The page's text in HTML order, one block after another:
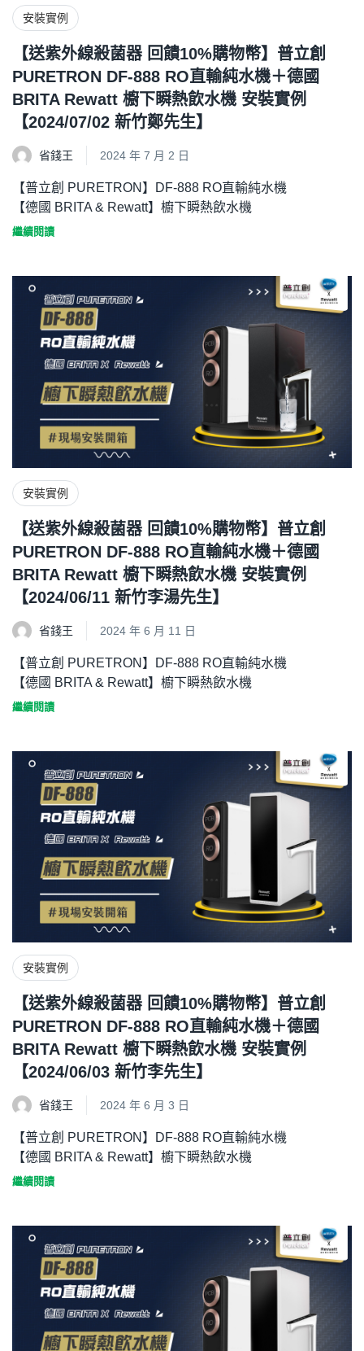
安裝實例
【送紫外線殺菌器 回饋10%購物幣】普立創
PURETRON DF-888 RO直輸純水機＋德國
BRITA Rewatt 櫥下瞬熱飲水機 安裝實例
【2024/07/02 新竹鄭先生】
省錢王 2024 年 7 月 2 日
【普立創 PURETRON】DF-888 RO直輸純水機
【德國 BRITA & Rewatt】櫥下瞬熱飲水機
繼續閱讀
安裝實例
【送紫外線殺菌器 回饋10%購物幣】普立創
PURETRON DF-888 RO直輸純水機＋德國
BRITA Rewatt 櫥下瞬熱飲水機 安裝實例
【2024/06/11 新竹李湯先生】
省錢王 2024 年 6 月 11 日
【普立創 PURETRON】DF-888 RO直輸純水機
【德國 BRITA & Rewatt】櫥下瞬熱飲水機
繼續閱讀
安裝實例
【送紫外線殺菌器 回饋10%購物幣】普立創
PURETRON DF-888 RO直輸純水機＋德國
BRITA Rewatt 櫥下瞬熱飲水機 安裝實例
【2024/06/03 新竹李先生】
省錢王 2024 年 6 月 3 日
【普立創 PURETRON】DF-888 RO直輸純水機
【德國 BRITA & Rewatt】櫥下瞬熱飲水機
繼續閱讀